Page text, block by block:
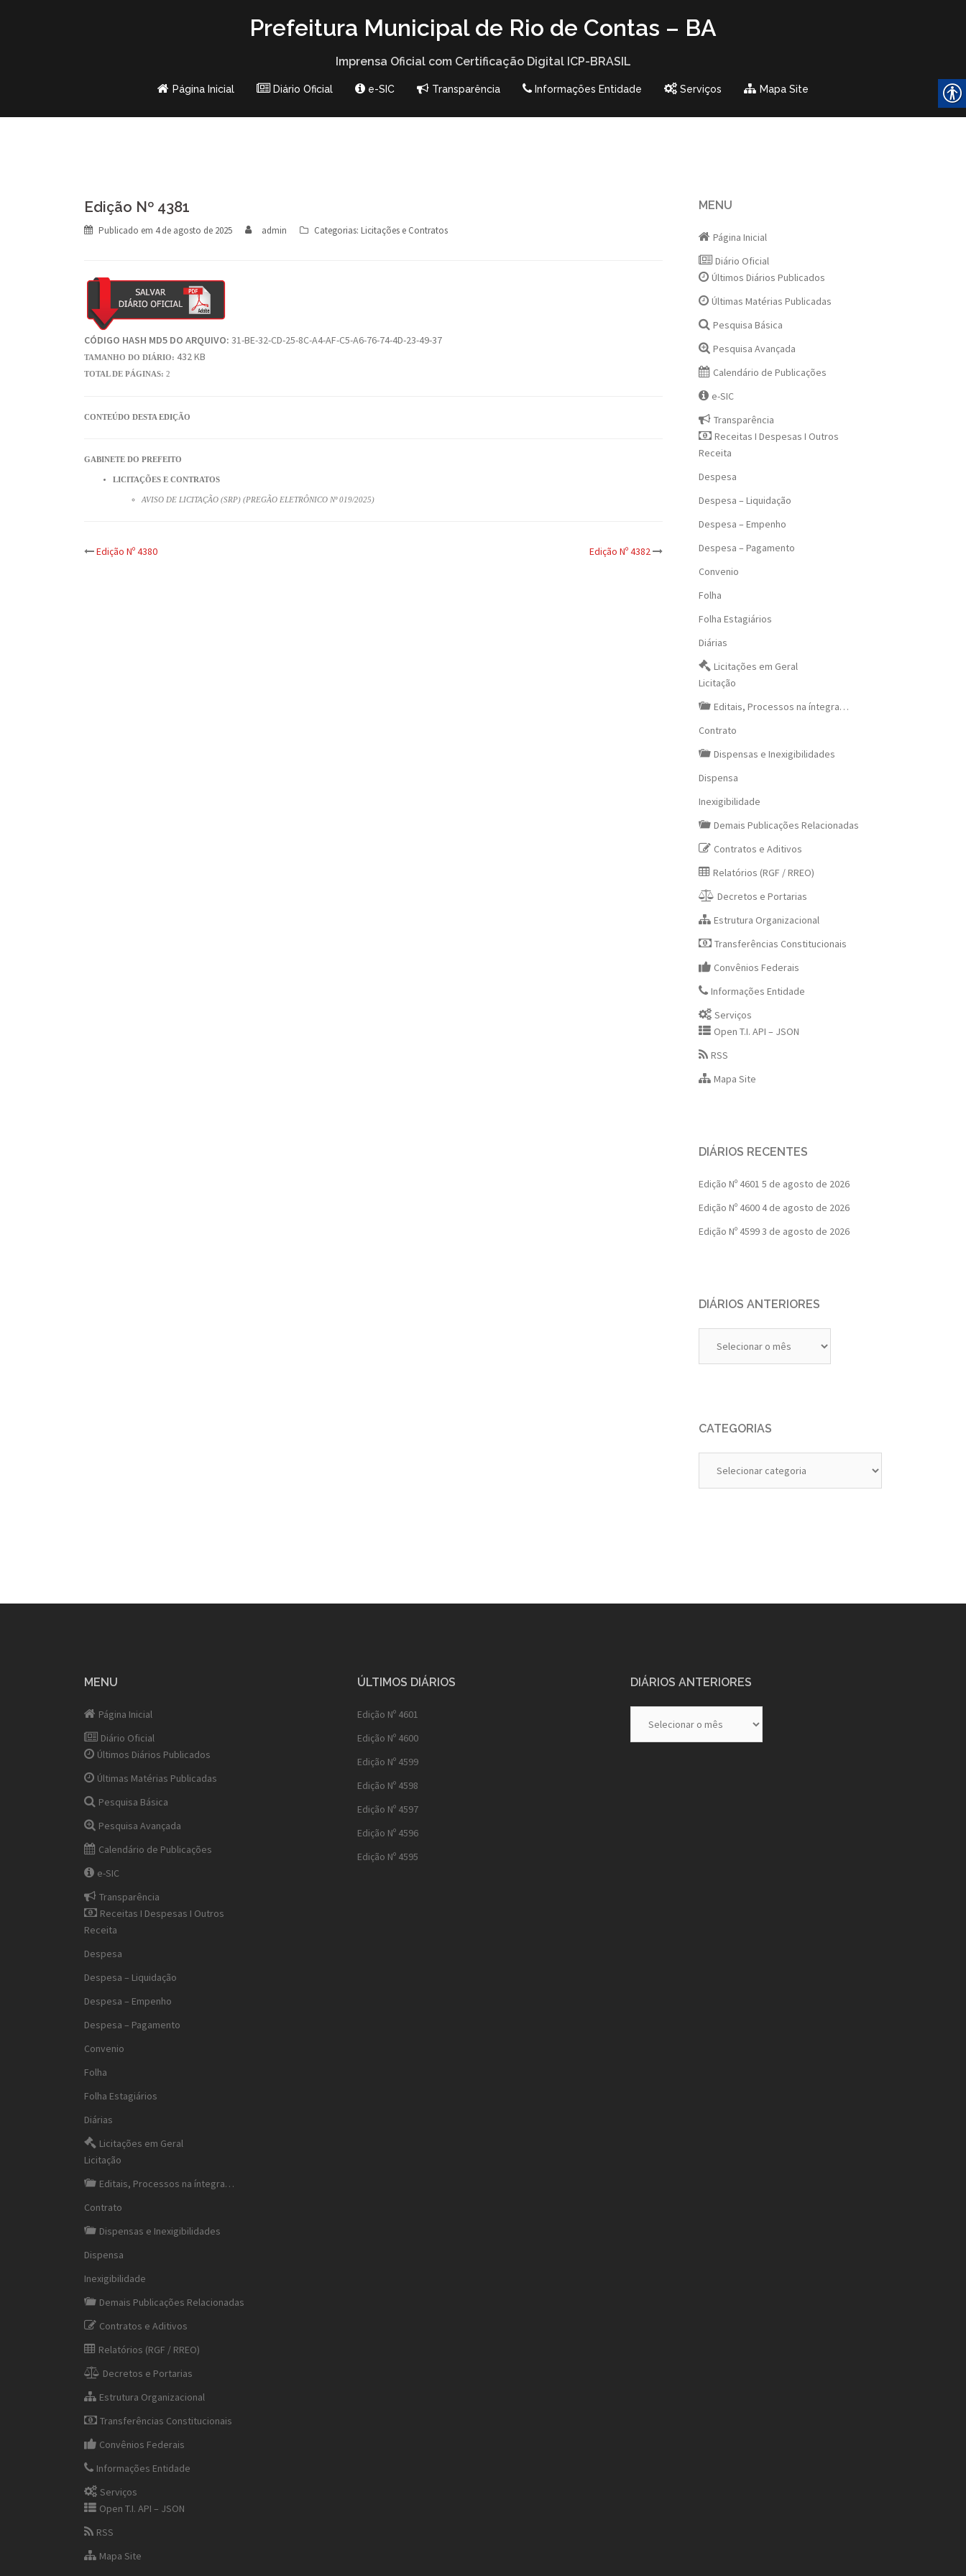
Prefeitura Municipal de Rio de Contas – BA
Imprensa Oficial com Certificação Digital ICP-BRASIL
Página Inicial Diário Oficial e-SIC Transparência Informações Entidade Serviços Mapa Site
Edição Nº 4381
Publicado em 4 de agosto de 2025 admin Categorias: Licitações e Contratos
CÓDIGO HASH MD5 DO ARQUIVO: 31-BE-32-CD-25-8C-A4-AF-C5-A6-76-74-4D-23-49-37
TAMANHO DO DIÁRIO: 432 KB
TOTAL DE PÁGINAS: 2
CONTEÚDO DESTA EDIÇÃO
GABINETE DO PREFEITO
LICITAÇÕES E CONTRATOS
AVISO DE LICITAÇÃO (SRP) (PREGÃO ELETRÔNICO Nº 019/2025)
Post
Edição Nº 4380 Edição Nº 4382
MENU
Página Inicial
Diário Oficial
Últimos Diários Publicados
Últimas Matérias Publicadas
Pesquisa Básica
Pesquisa Avançada
Calendário de Publicações
e-SIC
Transparência
Receitas I Despesas I Outros
Receita
Despesa
Despesa – Liquidação
Despesa – Empenho
Despesa – Pagamento
Convenio
Folha
Folha Estagiários
Diárias
Licitações em Geral
Licitação
Editais, Processos na íntegra…
Contrato
Dispensas e Inexigibilidades
Dispensa
Inexigibilidade
Demais Publicações Relacionadas
Contratos e Aditivos
Relatórios (RGF / RREO)
Decretos e Portarias
Estrutura Organizacional
Transferências Constitucionais
Convênios Federais
Informações Entidade
Serviços
Open T.I. API – JSON
RSS
Mapa Site
DIÁRIOS RECENTES
Edição Nº 4601 5 de agosto de 2026
Edição Nº 4600 4 de agosto de 2026
Edição Nº 45993 de agosto de 2026
DIÁRIOS ANTERIORES
Anteriores
CATEGORIAS
MENU
Página Inicial
Diário Oficial
Últimos Diários Publicados
Últimas Matérias Publicadas
Pesquisa Básica
Pesquisa Avançada
Calendário de Publicações
e-SIC
Transparência
Receitas I Despesas I Outros
Receita
Despesa
Despesa – Liquidação
Despesa – Empenho
Despesa – Pagamento
Convenio
Folha
Folha Estagiários
Diárias
Licitações em Geral
Licitação
Editais, Processos na íntegra…
Contrato
Dispensas e Inexigibilidades
Dispensa
Inexigibilidade
Demais Publicações Relacionadas
Contratos e Aditivos
Relatórios (RGF / RREO)
Decretos e Portarias
Estrutura Organizacional
Transferências Constitucionais
Convênios Federais
Informações Entidade
Serviços
Open T.I. API – JSON
RSS
Mapa Site
ÚLTIMOS DIÁRIOS
Edição Nº 4601
Edição Nº 4600
Edição Nº 4599
Edição Nº 4598
Edição Nº 4597
Edição Nº 4596
Edição Nº 4595
DIÁRIOS ANTERIORES
Anteriores